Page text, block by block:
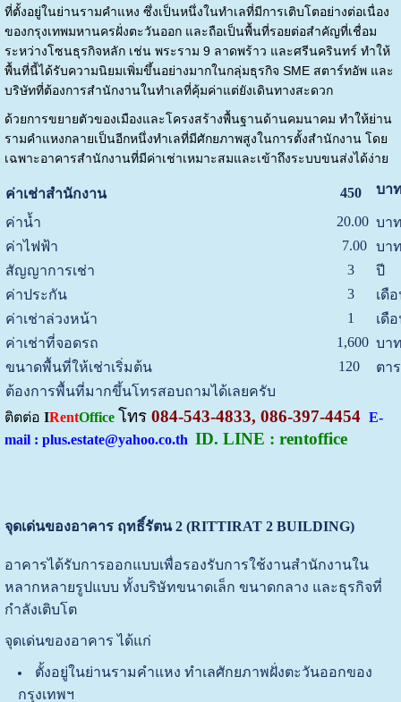
ที่ตั้งอยู่ในย่านรามคำแหง ซึ่งเป็นหนึ่งในทำเลที่มีการเติบโตอย่างต่อเนื่อง
ของกรุงเทพมหานครฝั่งตะวันออก และถือเป็นพื้นที่รอยต่อสำคัญที่เชื่อม
ระหว่างโซนธุรกิจหลัก เช่น พระราม 9 ลาดพร้าว และศรีนครินทร์ ทำให้
พื้นที่นี้ได้รับความนิยมเพิ่มขึ้นอย่างมากในกลุ่มธุรกิจ SME สตาร์ทอัพ และ
บริษัทที่ต้องการสำนักงานในทำเลที่คุ้มค่าแต่ยังเดินทางสะดวก
ด้วยการขยายตัวของเมืองและโครงสร้างพื้นฐานด้านคมนาคม ทำให้ย่าน
รามคำแหงกลายเป็นอีกหนึ่งทำเลที่มีศักยภาพสูงในการตั้งสำนักงาน โดย
เฉพาะอาคารสำนักงานที่มีค่าเช่าเหมาะสมและเข้าถึงระบบขนส่งได้ง่าย
ค่าเช่าสำนักงาน 450 บา
ค่าน้ำ 20.00 บา
ค่าไฟฟ้า
7.00 บา
สัญญาการเช่า
3
ปี
ค่าประกัน
3
เดื
ค่าเช่าล่วงหน้า
1
เดื
ค่าเช่าที่จอดรถ
1,600 บา
ขนาดพื้นที่ให้เช่าเริ่มต้น
120
ตา
ต้องการพื้นที่มากขึ้นโทรสอบถามได้เลยครับ
ติตต่อ IRentOffice โทร084-543-4833, 086-397-4454 E-
mail : plus.estate@yahoo.co.th ID. LINE : rentoffice
จุดเด่นของอาคาร ฤทธิ์รัตน 2 (RITTIRAT 2 BUILDING)
อาคารได้รับการออกแบบเพื่อรองรับการใช้งานสำนักงานใน
หลากหลายรูปแบบ ทั้งบริษัทขนาดเล็ก ขนาดกลาง และธุรกิจที่
กำลังเติบโต
จุดเด่นของอาคาร ได้แก่
ตั้งอยู่ในย่านรามคำแหง ทำเลศักยภาพฝั่งตะวันออกของ
กรุงเทพฯ